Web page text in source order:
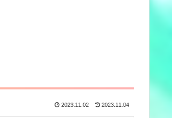
2023.11.02 2023.11.04